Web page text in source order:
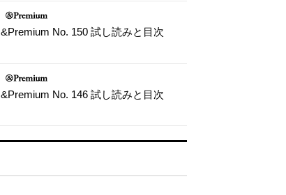
&Premium No. 150 試し読みと目次
&Premium No. 146 試し読みと目次